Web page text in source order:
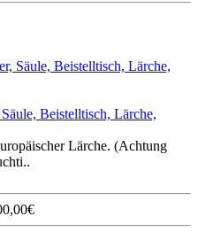
Beistelltisch, Lärche,
Lärche. (Achtung